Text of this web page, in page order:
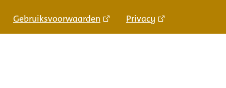
Gebruiksvoorwaarden Privacy